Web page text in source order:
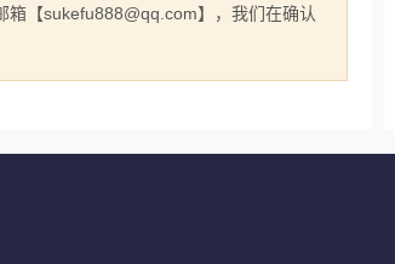
【sukefu888@qq.com】，我们在确认